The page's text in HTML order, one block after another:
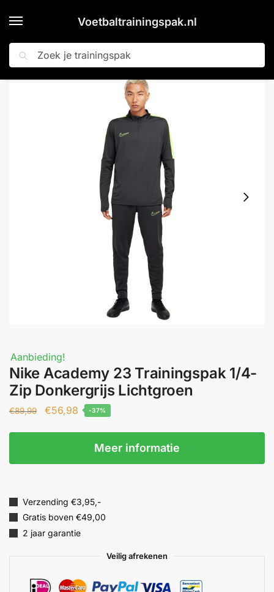
Voetbaltrainingspak.nl
Zoeken
Home » Shop » Nike Academy 23 Trainingspak 1/4-Zip Donkergrijs Lichtgroen
Aanbieding!
Nike Academy 23 Trainingspak 1/4-
Zip Donkergrijs Lichtgroen
€89,99 €56,98 -37%
Meer informatie
Verzending €3,95,-
Gratis boven €49,00
2 jaar garantie
Veilig afrekenen